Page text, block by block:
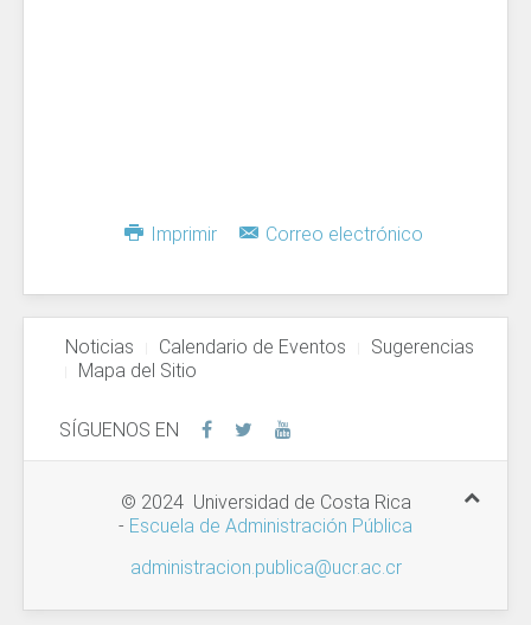
Imprimir Correo electrónico
Noticias Calendario de Eventos
Sugerencias
Mapa del Sitio
SÍGUENOS EN
© 2024 Universidad de Costa Rica
- Escuela de Administración Pública
administracion.publica@ucr.ac.cr